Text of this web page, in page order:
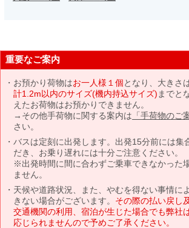
重要なご案内
お預かり荷物はお一人様１個となり、大きさ
計1.2m以内のサイズ(機内持込サイズ) までと
えたお荷物はお預かりできません。
→その他手荷物に関する案内は 「手荷物のご
さい。
バスは定刻に出発します。出発15分前には集
だき、お乗り遅れには十分ご注意ください。
※出発時間に間に合わずご乗車できなかった
ません。
天候や道路状況、また、やむを得ない事情に
きない場合がございます。 その際の払い戻し
交通機関の利用、宿泊が生じた場合でも弊社
応じられませんので予めご了承ください。